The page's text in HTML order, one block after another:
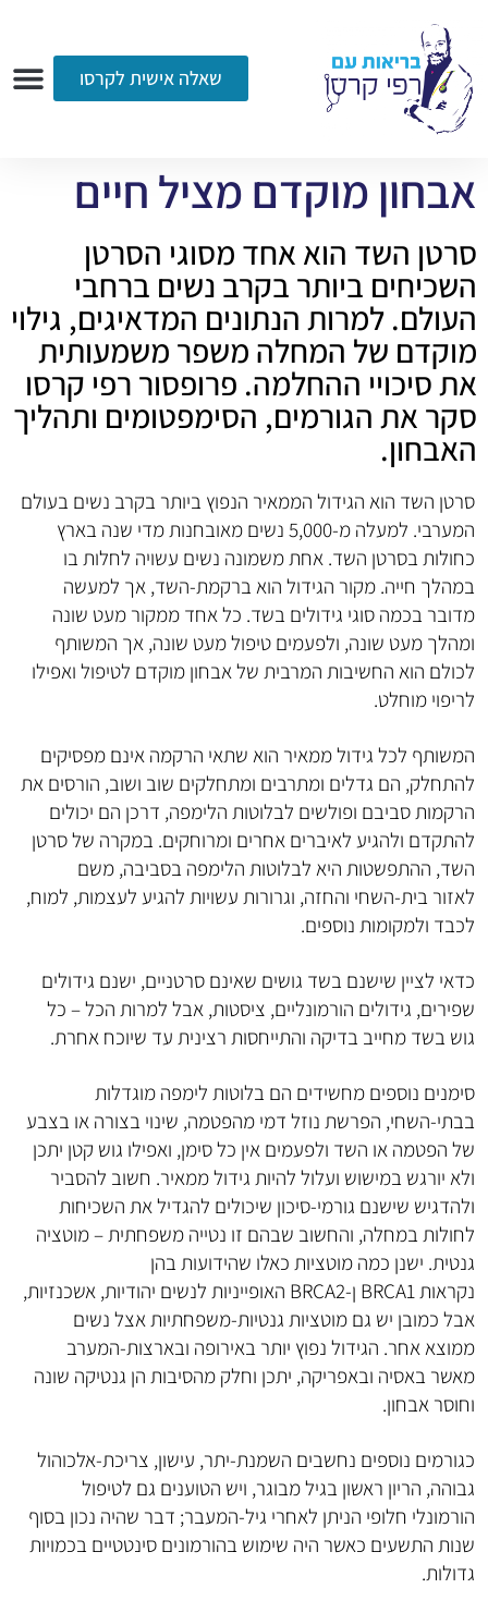
שאלה אישית לקרסו
אבחון מוקדם מציל חיים
סרטן השד הוא אחד מסוגי הסרטן
השכיחים ביותר בקרב נשים ברחבי
העולם. למרות הנתונים המדאיגים, גילוי
מוקדם של המחלה משפר משמעותית
את סיכויי ההחלמה. פרופסור רפי קרסו
סקר את הגורמים, הסימפטומים ותהליך
האבחון.
סרטן השד הוא הגידול הממאיר הנפוץ ביותר בקרב נשים בעולם
המערבי. למעלה מ-5,000 נשים מאובחנות מדי שנה בארץ
כחולות בסרטן השד. אחת משמונה נשים עשויה לחלות בו
במהלך חייה. מקור הגידול הוא ברקמת-השד, אך למעשה
מדובר בכמה סוגי גידולים בשד. כל אחד ממקור מעט שונה
ומהלך מעט שונה, ולפעמים טיפול מעט שונה, אך המשותף
לכולם הוא החשיבות המרבית של אבחון מוקדם לטיפול ואפילו
לריפוי מוחלט.
המשותף לכל גידול ממאיר הוא שתאי הרקמה אינם מפסיקים
להתחלק, הם גדלים ומתרבים ומתחלקים שוב ושוב, הורסים את
הרקמות סביבם ופולשים לבלוטות הלימפה, דרכן הם יכולים
להתקדם ולהגיע לאיברים אחרים ומרוחקים. במקרה של סרטן
השד, ההתפשטות היא לבלוטות הלימפה בסביבה, משם
לאזור בית-השחי והחזה, וגרורות עשויות להגיע לעצמות, למוח,
לכבד ולמקומות נוספים.
כדאי לציין שישנם בשד גושים שאינם סרטניים, ישנם גידולים
שפירים, גידולים הורמונליים, ציסטות, אבל למרות הכל – כל
גוש בשד מחייב בדיקה והתייחסות רצינית עד שיוכח אחרת.
סימנים נוספים מחשידים הם בלוטות לימפה מוגדלות
בבתי-השחי, הפרשת נוזל דמי מהפטמה, שינוי בצורה או בצבע
של הפטמה או השד ולפעמים אין כל סימן, ואפילו גוש קטן יתכן
ולא יורגש במישוש ועלול להיות גידול ממאיר. חשוב להסביר
ולהדגיש שישנם גורמי-סיכון שיכולים להגדיל את השכיחות
לחולות במחלה, והחשוב שבהם זו נטייה משפחתית – מוטציה
גנטית. ישנן כמה מוטציות כאלו שהידועות בהן
נקראות BRCA1 ן-BRCA2 האופייניות לנשים יהודיות, אשכנזיות,
אבל כמובן יש גם מוטציות גנטיות-משפחתיות אצל נשים
ממוצא אחר. הגידול נפוץ יותר באירופה ובארצות-המערב
מאשר באסיה ובאפריקה, יתכן וחלק מהסיבות הן גנטיקה שונה
וחוסר אבחון.
כגורמים נוספים נחשבים השמנת-יתר, עישון, צריכת-אלכוהול
גבוהה, הריון ראשון בגיל מבוגר, ויש הטוענים גם לטיפול
הורמונלי חלופי הניתן לאחרי גיל-המעבר; דבר שהיה נכון בסוף
שנות התשעים כאשר היה שימוש בהורמונים סינטטיים בכמויות
גדולות.